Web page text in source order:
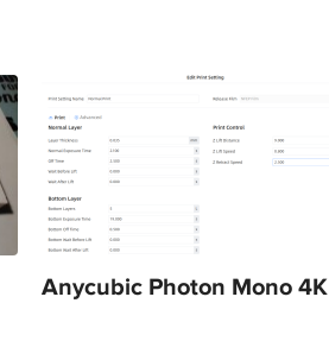
Anycubic Photon Mono 4K